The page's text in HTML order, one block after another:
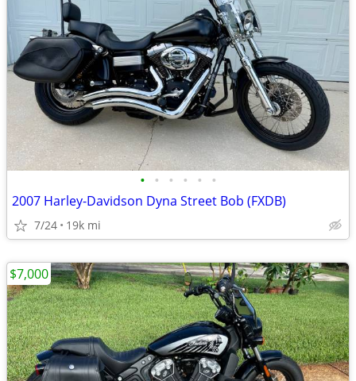
• • • • • •
2007 Harley-Davidson Dyna Street Bob (FXDB)
7/24 19k mi
$7,000